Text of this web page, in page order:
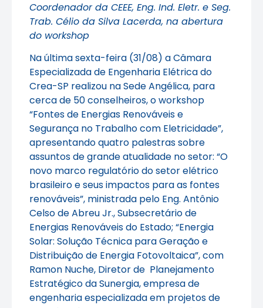
Coordenador da CEEE, Eng. Ind. Eletr. e Seg.
Trab. Célio da Silva Lacerda, na abertura
do workshop
Na última sexta-feira (31/08) a Câmara
Especializada de Engenharia Elétrica do
Crea-SP realizou na Sede Angélica, para
cerca de 50 conselheiros, o workshop
“Fontes de Energias Renováveis e
Segurança no Trabalho com Eletricidade”,
apresentando quatro palestras sobre
assuntos de grande atualidade no setor: “O
novo marco regulatório do setor elétrico
brasileiro e seus impactos para as fontes
renováveis”, ministrada pelo Eng. Antônio
Celso de Abreu Jr., Subsecretário de
Energias Renováveis do Estado; “Energia
Solar: Solução Técnica para Geração e
Distribuição de Energia Fotovoltaica”, com
Ramon Nuche, Diretor de Planejamento
Estratégico da Sunergia, empresa de
engenharia especializada em projetos de